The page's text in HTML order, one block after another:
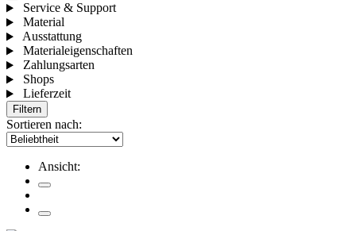
Service & Support
Material
Ausstattung
Materialeigenschaften
Zahlungsarten
Shops
Lieferzeit
Filtern
Sortieren nach:
Ansicht: